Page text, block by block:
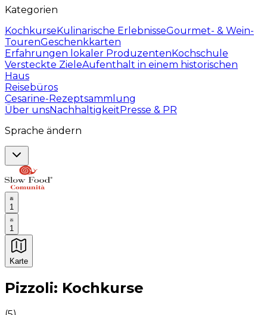
Kategorien
KochkurseKulinarische ErlebnisseGourmet- & Wein-
TourenGeschenkkarten
Erfahrungen lokaler ProduzentenKochschule
Versteckte ZieleAufenthalt in einem historischen
Haus
Reisebüros
Cesarine-Rezeptsammlung
Über unsNachhaltigkeitPresse & PR
Sprache ändern
1
1
Karte
Unvergessliche kulinarische Erlebnisse:
Pizzoli: Kochkurse